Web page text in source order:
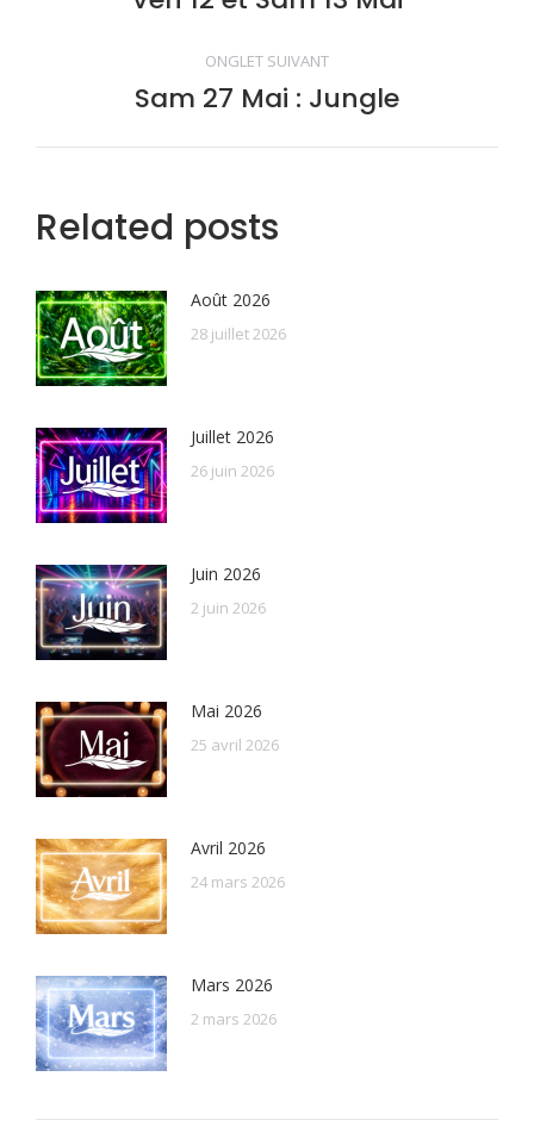
commentaire
ONGLET SUIVANT
Onglet
Sam 27 Mai : Jungle
Related posts
Août 2026
28 juillet 2026
Juillet 2026
26 juin 2026
Juin 2026
2 juin 2026
Mai 2026
25 avril 2026
Avril 2026
24 mars 2026
Mars 2026
2 mars 2026